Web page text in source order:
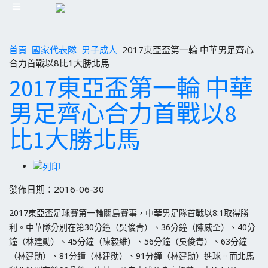
首頁 國家代表隊 男子成人 2017東亞盃第一輪 中華男足齊心
合力首戰以8比1大勝北馬
2017東亞盃第一輪 中華
男足齊心合力首戰以8
比1大勝北馬
發佈日期：2016-06-30
2017東亞盃足球賽第一輪關島賽事，中華男足隊首戰以8:1取得勝
利。中華隊分別在第30分鐘（吳俊青）、36分鐘（陳威全）、40分
鐘（林建勛）、45分鐘（陳毅維）、56分鐘（吳俊青）、63分鐘
（林建勛）、81分鐘（林建勛）、91分鐘（林建勛）進球。而北馬